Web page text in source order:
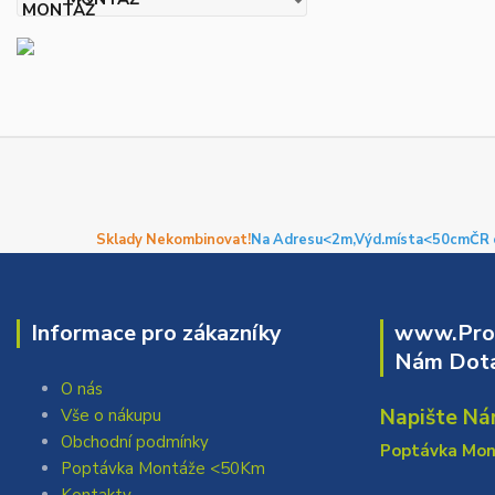
Sklady Nekombinovat!Na Adresu<2m,Výd.místa<50cmČR
Informace pro zákazníky
O nás
Vše o nákupu
Obchodní podmínky
Poptávka Montáže <50Km
Nám
Napište
Poptávka